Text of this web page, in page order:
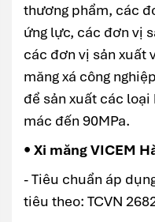
thương phẩm, các
ứng lực, các đơn vị
các đơn vị sản xuất
măng xá công
để sản xuất các
mác đến 90MPa.
• Xi măng VICEM
- Tiêu chuẩn áp
tiêu theo: TCVN